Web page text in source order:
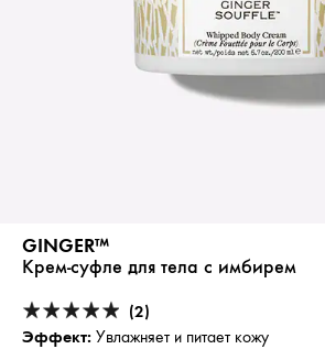
GINGER™
Крем-суфле для тела с имбирем
(2)
Эффект: Увлажняет и питает кожу